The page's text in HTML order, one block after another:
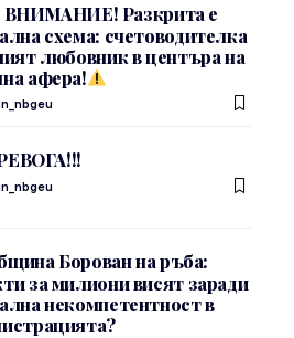
ВНИМАНИЕ! Разкрита е
схема: счетоводителка
любовник в центъра на
афера!
Борован на ръба:
за милиони висят заради
некомпетентност в